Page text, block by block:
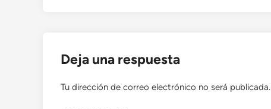
Deja una respuesta
Tu dirección de correo electrónico no será publicada.